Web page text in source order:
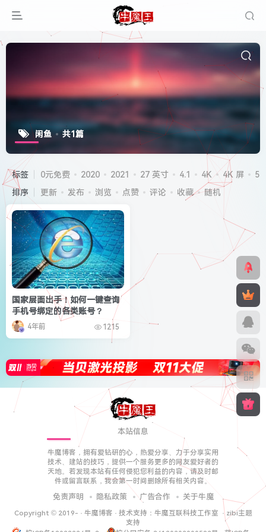
闲鱼 共1篇
标签 0元免费 2020 2021 27 英寸 4.1 4K 4K 屏
5G
排序
更新 发布 浏览 点赞 评论 收藏 随机
国家层面出手！如何一键查询
手机号绑定的各类账号？
4年前 1215
本站信息
牛魔博客，拥有爱钻研的心，热爱分享、力于分享实用
技术、建站的技巧，提供一个服务更多的网友爱好者的
天地。若发现本站有任何侵犯您利益的内容，请及时邮
件或留言联系，我会第一时间删除所有相关内容。
免责声明 隐私政策 广告合作 关于牛魔
Copyright © 2019- · 牛魔博客 · 技术支持： 牛魔互联科技工作室 · zibi主题
支持